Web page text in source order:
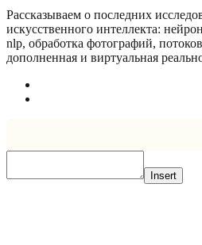
Рассказываем о последних
искусcтвенного интеллекта:
nlp, обработка фотографий,
дополненная и виртуальная
Insert